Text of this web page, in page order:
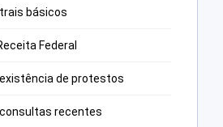
básicos
Federal
de protestos
recentes